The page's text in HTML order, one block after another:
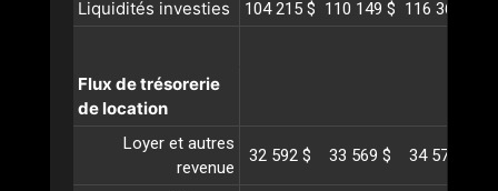
Liquidités investies 104 215 $ 110 149 $ 116 369 $
Flux de trésorerie
de location
Loyer et autres
revenue
32 592 $ 33 569 $ 34 576 $